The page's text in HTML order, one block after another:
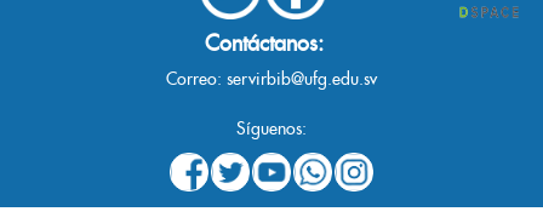
Contáctanos:
Correo: servirbib@ufg.edu.sv
Síguenos: